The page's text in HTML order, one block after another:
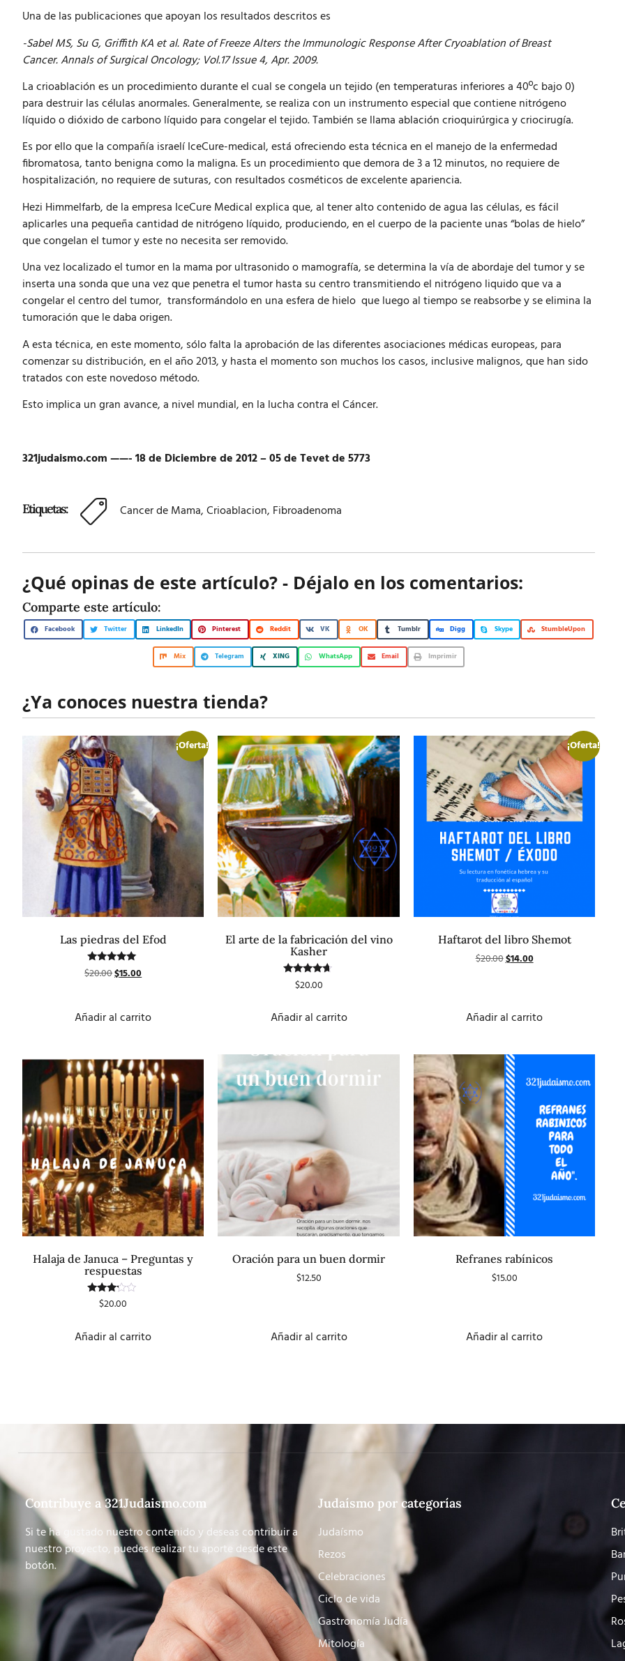
Una de las publicaciones que apoyan los resultados descritos es
-Sabel MS, Su G, Griffith KA et al.Rate of Freeze Alters the Immunologic Response After Cryoablation of Breast
Cancer. Annals of Surgical Oncology; Vol.17 Issue 4, Apr. 2009.
La crioablación es un procedimiento durante el cual se congela un tejido (en temperaturas inferiores a 40ºc bajo 0)
para destruir las células anormales. Generalmente, se realiza con un instrumento especial que contiene nitrógeno
líquido o dióxido de carbono líquido para congelar el tejido. También se llama ablación crioquirúrgica y criocirugía.
Es por ello que la compañía israelí IceCure-medical, está ofreciendo esta técnica en el manejo de la enfermedad
fibromatosa, tanto benigna como la maligna. Es un procedimiento que demora de 3 a 12 minutos, no requiere de
hospitalización, no requiere de suturas, con resultados cosméticos de excelente apariencia.
Hezi Himmelfarb, de la empresa IceCure Medical explica que, al tener alto contenido de agua las células, es fácil
aplicarles una pequeña cantidad de nitrógeno líquido, produciendo, en el cuerpo de la paciente unas “bolas de hielo”
que congelan el tumor y este no necesita ser removido.
Una vez localizado el tumor en la mama por ultrasonido o mamografía, se determina la vía de abordaje del tumor y se
inserta una sonda que una vez que penetra el tumor hasta su centro transmitiendo el nitrógeno liquido que va a
congelar el centro del tumor, transformándolo en una esfera de hielo que luego al tiempo se reabsorbe y se elimina la
tumoración que le daba origen.
A esta técnica, en este momento, sólo falta la aprobación de las diferentes asociaciones médicas europeas, para
comenzar su distribución, en el año 2013, y hasta el momento son muchos los casos, inclusive malignos, que han sido
tratados con este novedoso método.
Esto implica un gran avance, a nivel mundial, en la lucha contra el Cáncer.
321judaismo.com ——- 18 de Diciembre de 2012 – 05 de Tevet de 5773
Etiquetas: Cancer de Mama,Crioablacion, Fibroadenoma
¿Qué opinas de este artículo? - Déjalo en los comentarios:
Comparte este artículo:
Facebook Twitter LinkedIn Pinterest Reddit VK OK Tumblr Digg Skype StumbleUpon
Mix Telegram XING WhatsApp Email Imprimir
¿Ya conoces nuestra tienda?
¡Oferta!
Las piedras del Efod
Valorado
con
$20.00$15.00
Añadir al carrito
El arte de la fabricación del vino
Kasher
Valorado
con
$20.00
Añadir al carrito
¡Oferta!
Haftarot del libro Shemot
$20.00$14.00
Añadir al carrito
Halaja de Januca – Preguntas y
respuestas
Valorado
con
$20.00
Añadir al carrito
Oración para un buen dormir
$12.50
Añadir al carrito
Refranes rabínicos
$15.00
Añadir al carrito
Contribuye a 321Judaismo.com
Si te ha gustado nuestro contenido y deseas contribuir a
nuestro proyecto, puedes realizar tu aporte desde este
botón.
Judaísmo por categorías
Judaísmo
Rezos
Celebraciones
Ciclo de vida
Gastronomía Judía
Mitología